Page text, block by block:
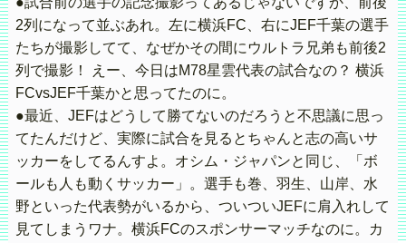
2列になって並ぶあれ。左に横浜FC、右にJEF千葉の選手
たちが撮影してて、なぜかその間にウルトラ兄弟も前後2
列で撮影！ えー、今日はM78星雲代表の試合なの？ 横浜
FCvsJEF千葉かと思ってたのに。
●最近、JEFはどうして勝てないのだろうと不思議に思っ
てたんだけど、実際に試合を見るとちゃんと志の高いサ
ッカーをしてるんすよ。オシム・ジャパンと同じ、「ボ
ールも人も動くサッカー」。選手も巻、羽生、山岸、水
野といった代表勢がいるから、ついついJEFに肩入れして
見てしまうワナ。横浜FCのスポンサーマッチなのに。カ